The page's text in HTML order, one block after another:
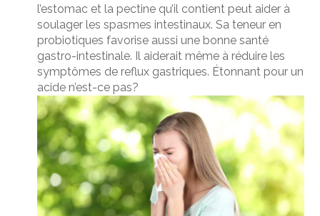
l’estomac et la pectine qu’il contient peut aider à
soulager les spasmes intestinaux. Sa teneur en
probiotiques favorise aussi une bonne santé
gastro-intestinale. Il aiderait même à réduire les
symptômes de reflux gastriques. Étonnant pour un
acide n’est-ce pas?